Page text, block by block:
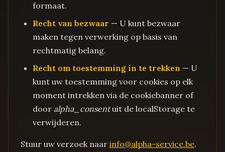
formaat.
Recht van bezwaar — U kunt bezwaar
maken tegen verwerking op basis van
rechtmatig belang.
Recht om toestemming in te trekken — U
kunt uw toestemming voor cookies op elk
moment intrekken via de cookiebanner of
door alpha_consentuit de localStorage te
verwijderen.
Stuur uw verzoek naar info@alpha-service.be.